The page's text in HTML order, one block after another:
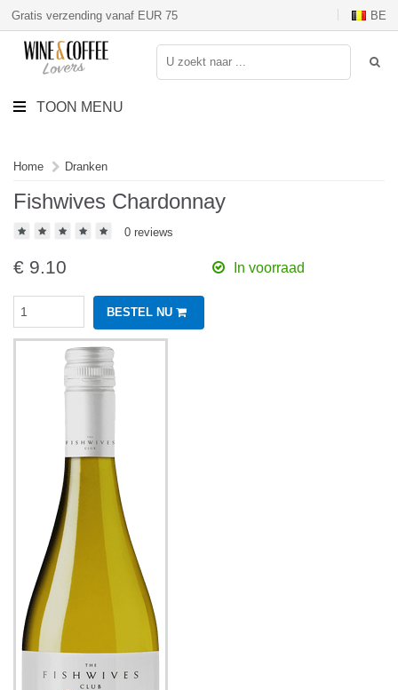
Gratis verzending vanaf EUR 75 BE
TOON MENU
Home Dranken
Fishwives Chardonnay
0 reviews
€ 9.10 In voorraad
BESTEL NU